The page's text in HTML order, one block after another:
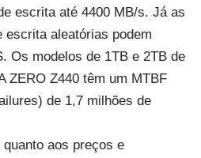
escrita até 4400 MB/s. Já as
escrita aleatórias podem
Os modelos de 1TB e 2TB de
ZERO Z440 têm um MTBF
de 1,7 milhões de
aos preços e